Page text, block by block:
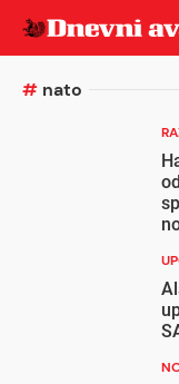
# nato